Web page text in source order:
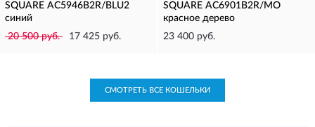
SQUARE AC5946B2R/BLU2
синий
20 500 руб.
17 425 руб.
SQUARE AC6901B2R/MO
красное дерево
23 400 руб.
СМОТРЕТЬ ВСЕ КОШЕЛЬКИ